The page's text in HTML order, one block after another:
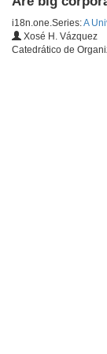
i18n.one.Series:A
Xosé H. Vázquez
Catedrático de